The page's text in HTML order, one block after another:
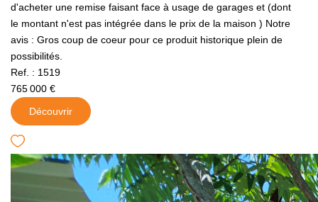
d'acheter une remise faisant face à usage de garages et (dont
le montant n'est pas intégrée dans le prix de la maison ) Notre
avis : Gros coup de coeur pour ce produit historique plein de
possibilités.
Ref. : 1519
765 000 €
Découvrir